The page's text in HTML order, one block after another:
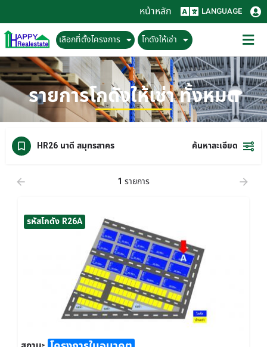
หน้าหลัก LANGUAGE
เลือกที่ตั้งโครงการ โกดังให้เช่า
รายการโกดังให้เช่า ทั้งหมด
HR26 นาดี สมุทรสาคร ค้นหาละเอียด
1 รายการ
รหัสโกดัง R26A